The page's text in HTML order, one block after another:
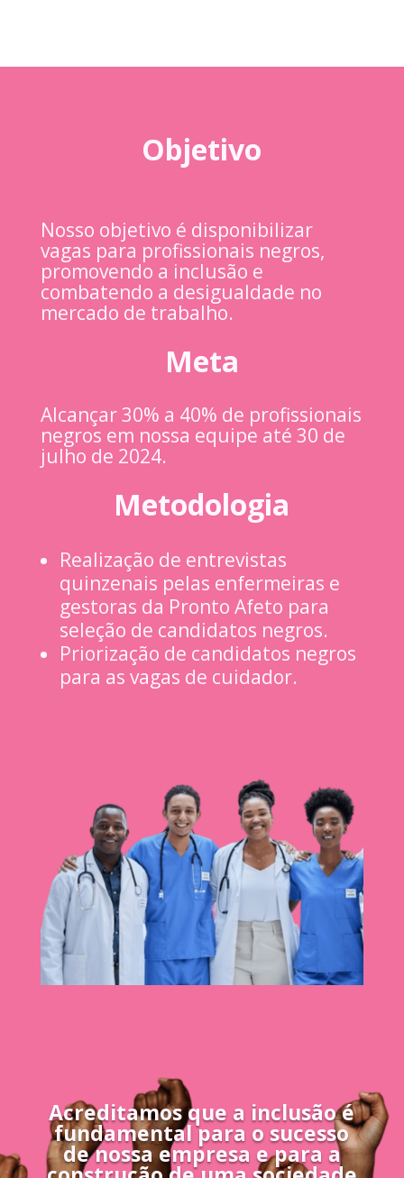
Objetivo
Nosso objetivo é disponibilizar
vagas para profissionais negros,
promovendo a inclusão e
combatendo a desigualdade no
mercado de trabalho.
Meta
Alcançar 30% a 40% de profissionais
negros em nossa equipe até 30 de
julho de 2024.
Metodologia
Realização de entrevistas
quinzenais pelas enfermeiras e
gestoras da Pronto Afeto para
seleção de candidatos negros.
Priorização de candidatos negros
para as vagas de cuidador.
Acreditamos que a inclusão é
fundamental para o sucesso
de nossa empresa e para a